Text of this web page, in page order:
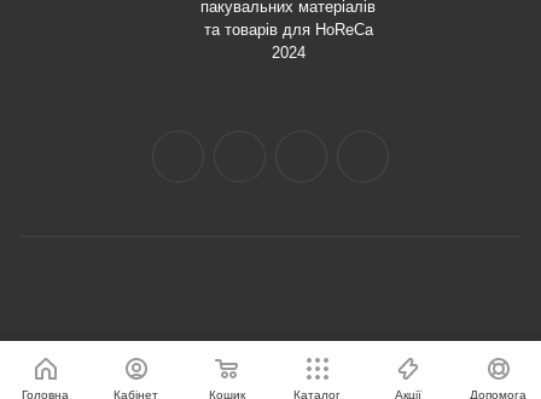
пакувальних матеріалів
та товарів для HoReCa
2024
Головна Кабінет Кошик Каталог Акції Допомога